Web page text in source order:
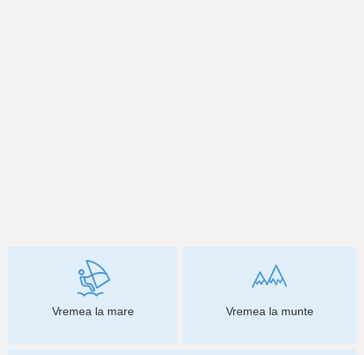
Vremea la mare Vremea la munte